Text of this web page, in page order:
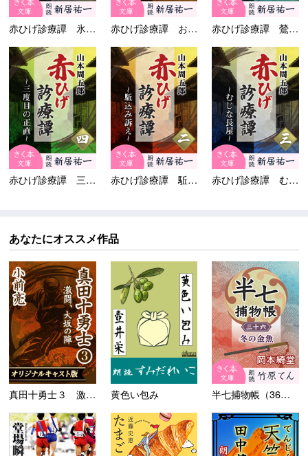
赤ひげ診療譚 氷の下の... 赤ひげ診療譚 おくめ殺... 赤ひげ診療譚 鶯ばか
赤ひげ診療譚 三度目の... 赤ひげ診療譚 駈込み訴... 赤ひげ診療譚 むじな長...
あなたにオススメ作品
真田十勇士３ 激闘、大坂の陣 黄色い包み 半七捕物帳（36）冬の金魚